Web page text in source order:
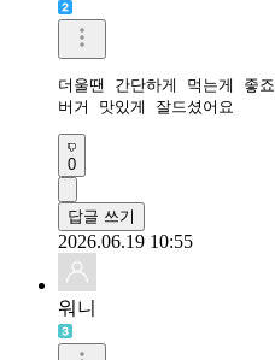
더울땐 간단하게 먹는게 좋죠
버거 맛있게 잘드셨어요
0
답글 쓰기
2026.06.19 10:55
워니